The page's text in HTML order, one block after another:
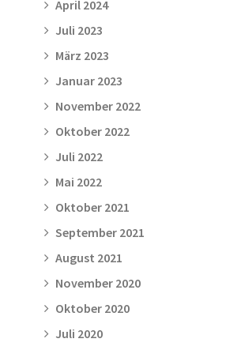
April 2024
Juli 2023
März 2023
Januar 2023
November 2022
Oktober 2022
Juli 2022
Mai 2022
Oktober 2021
September 2021
August 2021
November 2020
Oktober 2020
Juli 2020